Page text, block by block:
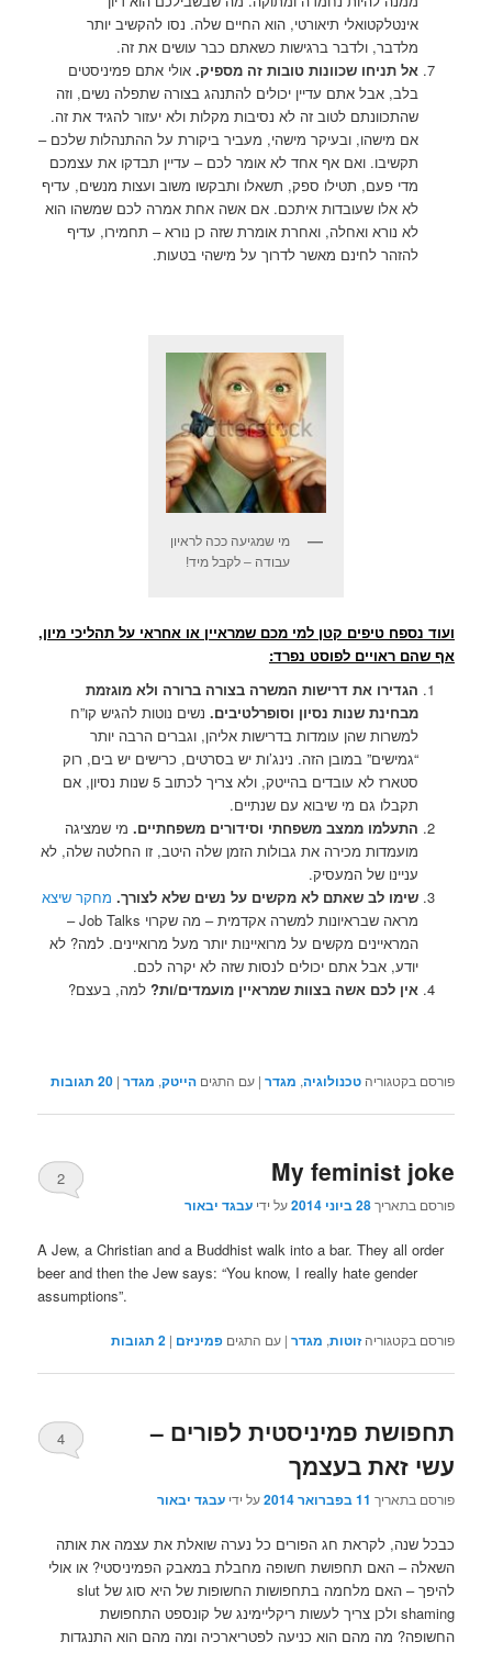
אינטלקטואלי תיאורטי, הוא החיים שלה. נסו להקשיב יותר
מלדבר, ולדבר ברגישות כשאתם כבר עושים את זה.
אל תניחו שכוונות טובות זה מספיק.אולי אתם פמיניסטים
בלב, אבל אתם עדיין יכולים להתנהג בצורה שתפלה נשים, וזה
שהתכוונתם לטוב זה לא נסיבות מקלות ולא יעזור להגיד את זה.
אם מישהו, ובעיקר מישהי, מעביר ביקורת על ההתנהלות שלכם –
תקשיבו. ואם אף אחד לא אומר לכם – עדיין תבדקו את עצמכם
מדי פעם, תטילו ספק, תשאלו ותבקשו משוב ועצות מנשים, עדיף
לא אלו שעובדות איתכם. אם אשה אחת אמרה לכם שמשהו הוא
לא נורא ואחלה, ואחרת אומרת שזה כן נורא – תחמירו, עדיף
להזהר לחינם מאשר לדרוך על מישהי בטעות.
מי שמגיעה ככה לראיון
עבודה – לקבל מיד!
ועוד נספח טיפים קטן למי מכם שמראיין או אחראי על תהליכי מיון,
אף שהם ראויים לפוסט נפרד:
הגדירו את דרישות המשרה בצורה ברורה ולא מוגזמת
מבחינת שנות נסיון וסופרלטיבים. נשים נוטות להגיש קו”ח
למשרות שהן עומדות בדרישות אליהן, וגברים הרבה יותר
“גמישים” במובן הזה. נינג’ות יש בסרטים, כרישים יש בים, רוק
סטארז לא עובדים בהייטק, ולא צריך לכתוב 5 שנות נסיון, אם
תקבלו גם מי שיבוא עם שנתיים.
התעלמו ממצב משפחתי וסידורים משפחתיים. מי שמציגה
מועמדות מכירה את גבולות הזמן שלה היטב, זו החלטה שלה, לא
עניינו של המעסיק.
שימו לב שאתם לא מקשים על נשים שלא לצורך. מחקר שיצא
מראה שבראיונות למשרה אקדמית – מה שקרוי Job Talks –
המראיינים מקשים על מרואיינות יותר מעל מרואיינים. למה? לא
יודע, אבל אתם יכולים לנסות שזה לא יקרה לכם.
אין לכם אשה בצוות שמראיין מועמדים/ות? למה, בעצם?
פורסם בקטגוריה טכנולוגיה, מגדר |עם התגים הייטק, מגדר |
20 תגובות
My feminist joke
פורסם בתאריך28 ביוני 2014 על ידיעבגד יבאור
2
A Jew, a Christian and a Buddhist walk into a bar. They all order
beer and then the Jew says: “You know, I really hate gender
assumptions”.
פורסם בקטגוריה זוטות, מגדר |עם התגים פמיניזם |
2 תגובות
תחפושת פמיניסטית לפורים –
עשי זאת בעצמך
פורסם בתאריך 11 בפברואר 2014 על ידיעבגד יבאור
4
כבכל שנה, לקראת חג הפורים כל נערה שואלת את עצמה את אותה
השאלה – האם תחפושת חשופה מחבלת במאבק הפמיניסטי? או אולי
להיפך – האם מלחמה בתחפושות החשופות של היא סוג של slut
shaming ולכן צריך לעשות ריקליימינג של קונספט התחפושת
החשופה? מה מהם הוא כניעה לפטריארכיה ומה מהם הוא התנגדות